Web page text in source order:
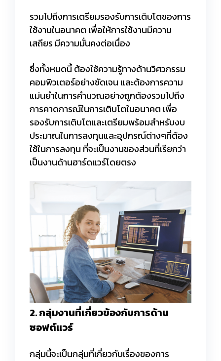
รวมไปถึงการเตรียมรองรับการเติบโตของการ
ใช้งานในอนาคต เพื่อให้การใช้งานมีความ
เสถียร มีความมั่นคงต่อเนื่อง
ซึ่งทั้งหมดนี้ ต้องใช้ความรู้ทางด้านวิศวกรรม
คอมพิวเตอร์อย่างชัดเจน และต้องการความ
แม่นยำในการคำนวณอย่างถูกต้องรวมไปถึง
การคาดการณ์ในการเติบโตในอนาคต เพื่อ
รองรับการเติบโตและเตรียมพร้อมสำหรับงบ
ประมาณในการลงทุนและอุปกรณ์ต่างๆที่ต้อง
ใช้ในการลงทุน ที่จะเป็นงานของส่วนที่เรียกว่า
เป็นงานด้านฮาร์ดแวร์โดยตรง
2. กลุ่มงานที่เกี่ยวข้องกับการด้าน
ซอฟต์แวร์
กลุ่มนี้จะเป็นกลุ่มที่เกี่ยวกับเรื่องของการ